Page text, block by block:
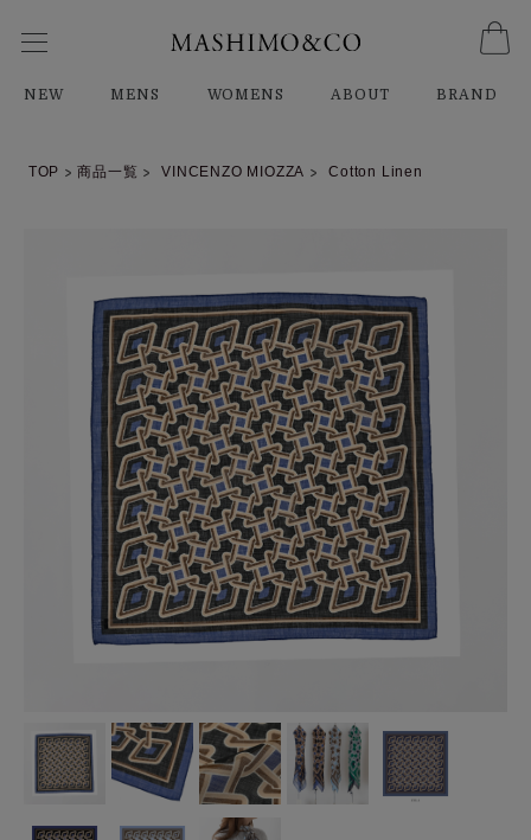
NEW MENS WOMENS ABOUT BRAND
TOP 商品一覧 VINCENZO MIOZZA Cotton Linen